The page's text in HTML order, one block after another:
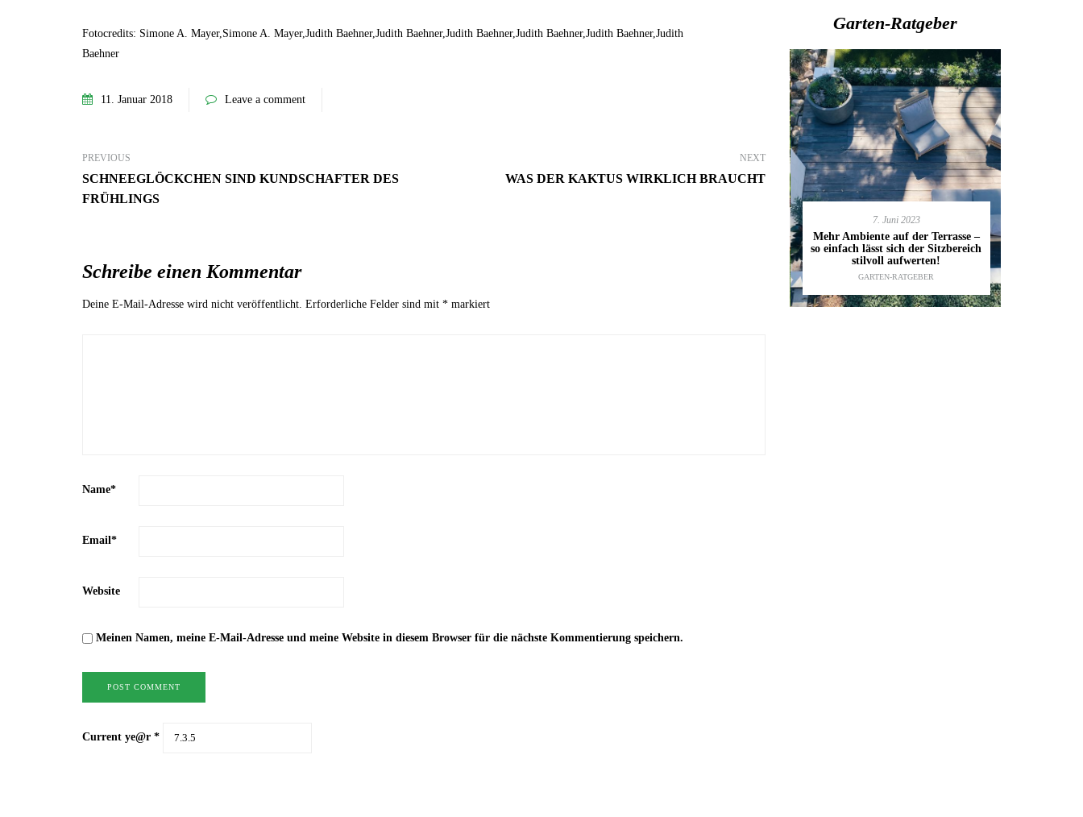
Fotocredits: Simone A. Mayer,Simone A. Mayer,Judith Baehner,Judith Baehner,Judith Baehner,Judith Baehner,Judith Baehner,Judith
Baehner
11. Januar 2018 Leave a comment
PREVIOUS
SCHNEEGLÖCKCHEN SIND KUNDSCHAFTER DES
FRÜHLINGS
NEXT
WAS DER KAKTUS WIRKLICH BRAUCHT
Schreibe einen Kommentar
Deine E-Mail-Adresse wird nicht veröffentlicht. Erforderliche Felder sind mit * markiert
Name*
Email*
Website
Meinen Namen, meine E-Mail-Adresse und meine Website in diesem Browser für die nächste Kommentierung speichern.
Current ye@r *
Garten-Ratgeber
GARTEN-RATGEBER
7. Juni 2023
Mehr Ambiente auf der Terrasse –
so einfach lässt sich der Sitzbereich
stilvoll aufwerten!
GARTEN-RATGEBER